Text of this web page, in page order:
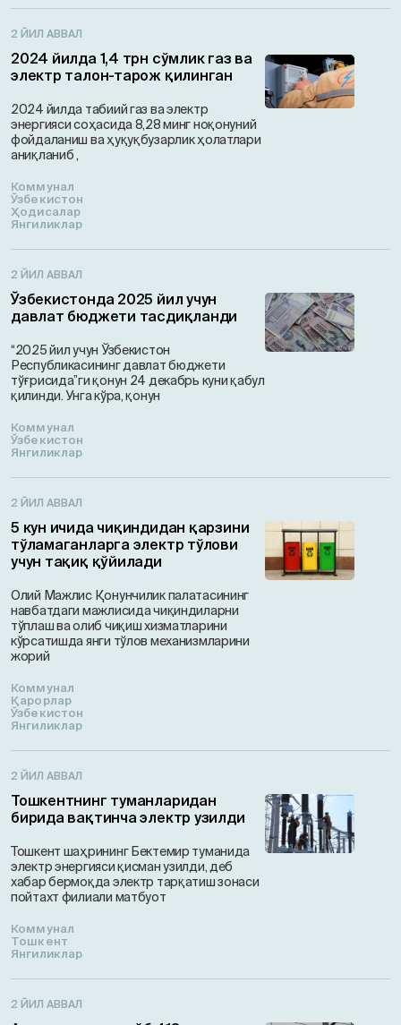
2 ЙИЛ АВВАЛ
2024 йилда 1,4 трн сўмлик газ ва
электр талон-тарож қилинган
2024 йилда табиий газ ва электр
энергияси соҳасида 8,28 минг ноқонуний
фойдаланиш ва ҳуқуқбузарлик ҳолатлари
аниқланиб ,
Коммунал
Ўзбекистон
Ҳодисалар
Янгиликлар
2 ЙИЛ АВВАЛ
Ўзбекистонда 2025 йил учун
давлат бюджети тасдиқланди
“2025 йил учун Ўзбекистон
Республикасининг давлат бюджети
тўғрисида”ги қонун 24 декабрь куни қабул
қилинди. Унга кўра, қонун
Коммунал
Ўзбекистон
Янгиликлар
2 ЙИЛ АВВАЛ
5 кун ичида чиқиндидан қарзини
тўламаганларга электр тўлови
учун тақиқ қўйилади
Олий Мажлис Қонунчилик палатасининг
навбатдаги мажлисида чиқиндиларни
тўплаш ва олиб чиқиш хизматларини
кўрсатишда янги тўлов механизмларини
жорий
Коммунал
Қарорлар
Ўзбекистон
Янгиликлар
2 ЙИЛ АВВАЛ
Тошкентнинг туманларидан
бирида вақтинча электр узилди
Тошкент шаҳрининг Бектемир туманида
электр энергияси қисман узилди, деб
хабар бермоқда электр тарқатиш зонаси
пойтахт филиали матбуот
Коммунал
Тошкент
Янгиликлар
2 ЙИЛ АВВАЛ